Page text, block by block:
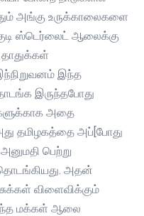
அங்கு உருக்காலைகளை
ஸ்டெர்லைட் ஆலைக்கு
இந்த
இருந்தபோது
அதை
தமிழகத்தை அப்[போது
பெற்று
அதன்
விளைவிக்கும்
மக்கள் ஆலை